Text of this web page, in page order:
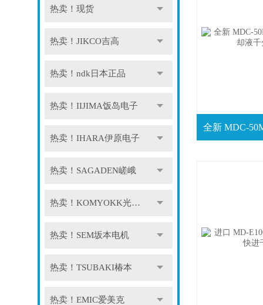
热卖！现货
热卖！JIKCO吉高
热卖！ndk日本正品
热卖！IIJIMA饭岛电子
热卖！IHARA伊原电子
热卖！SAGADEN嵯峨
热卖！KOMYOKK光明理化
热卖！SEM坂本电机
热卖！TSUBAKI椿本
热卖！EMIC爱美克